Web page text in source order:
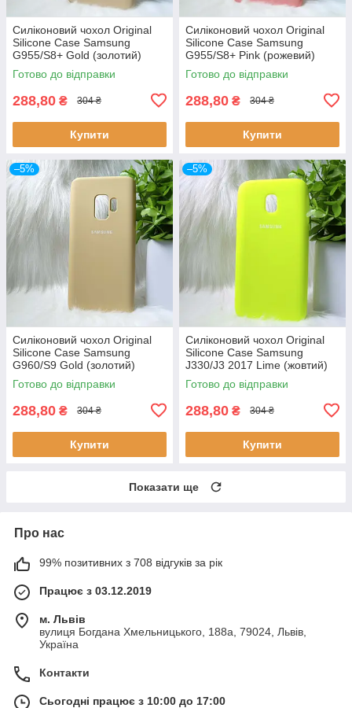
Силіконовий чохол Original
Silicone Case Samsung
G955/S8+ Gold (золотий)
Готово до відправки
288,80 ₴ 304 ₴
Купити
Силіконовий чохол Original
Silicone Case Samsung
G955/S8+ Pink (рожевий)
Готово до відправки
288,80 ₴ 304 ₴
Купити
–5%
Силіконовий чохол Original
Silicone Case Samsung
G960/S9 Gold (золотий)
Готово до відправки
288,80 ₴ 304 ₴
Купити
–5%
Силіконовий чохол Original
Silicone Case Samsung
J330/J3 2017 Lime (жовтий)
Готово до відправки
288,80 ₴ 304 ₴
Купити
Показати ще
Про нас
99% позитивних з 708 відгуків за рік
Працює з 03.12.2019
м. Львів
вулиця Богдана Хмельницького, 188а, 79024, Львів,
Україна
Контакти
Сьогодні працює з 10:00 до 17:00